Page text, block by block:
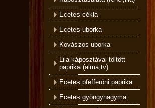
Ecetes cékla
Ecetes uborka
Kovászos uborka
Lila káposztával töltött
paprika (alma,tv)
Ecetes pfefferóni paprika
Ecetes gyöngyhagyma